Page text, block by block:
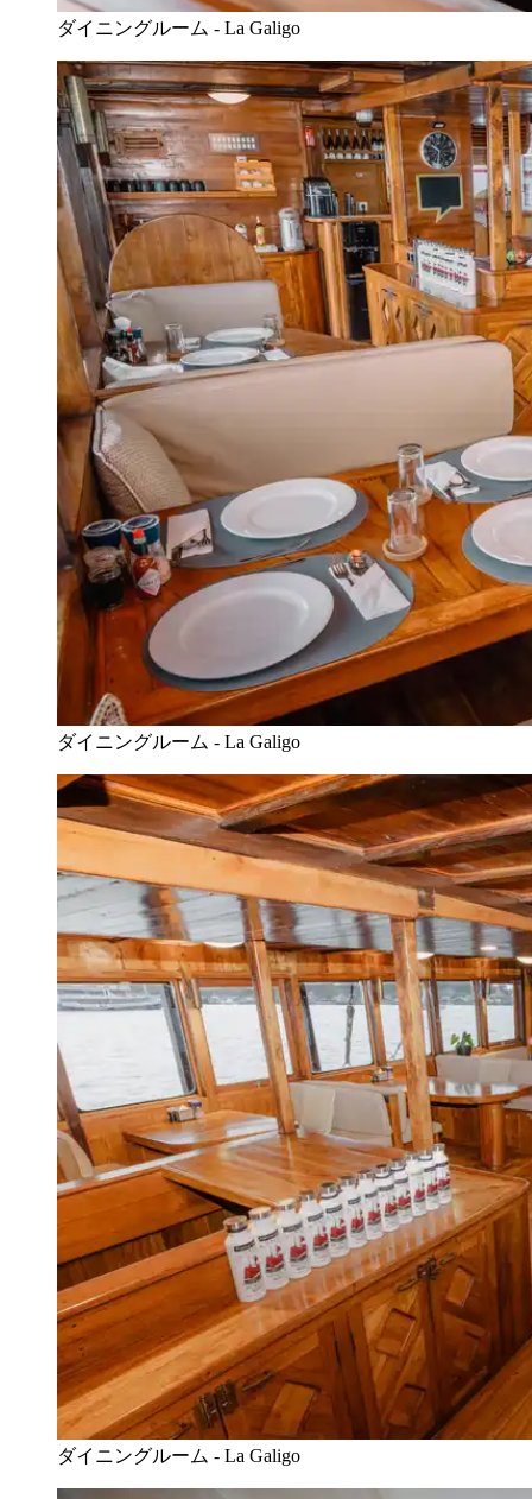
ダイニングルーム - La Galigo
ダイニングルーム - La Galigo
ダイニングルーム - La Galigo